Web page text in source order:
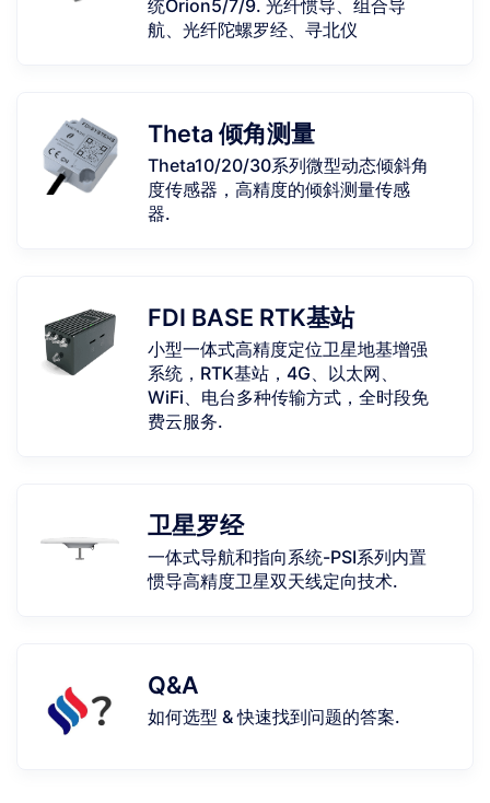
统Orion5/7/9. 光纤惯导、组合导
航、光纤陀螺罗经、寻北仪
Theta 倾角测量
Theta10/20/30系列微型动态倾斜角
度传感器，高精度的倾斜测量传感
器.
FDI BASE RTK基站
小型一体式高精度定位卫星地基增强
系统，RTK基站，4G、以太网、
WiFi、电台多种传输方式，全时段免
费云服务.
卫星罗经
一体式导航和指向系统-PSI系列内置
惯导高精度卫星双天线定向技术.
Q&A
如何选型 & 快速找到问题的答案.